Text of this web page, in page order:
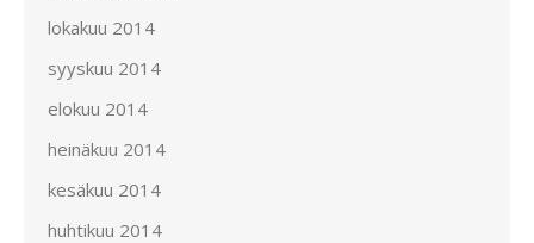
lokakuu 2014
syyskuu 2014
elokuu 2014
heinäkuu 2014
kesäkuu 2014
huhtikuu 2014